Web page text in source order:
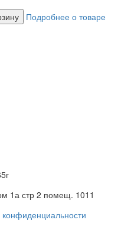
Подробнее о товаре
1а стр 2 помещ. 1011
конфиденциальности